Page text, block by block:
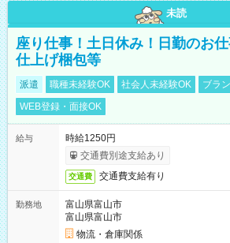
未読
座り仕事！土日休み！日勤のお
仕上げ梱包等
派遣 職種未経験OK 社会人未経験OK
ブラ
WEB登録・面接OK
給与
時給1250円
交通費別途支給あり
交通費 交通費支給有り
勤務地
富山県富山市
富山県富山市
物流・倉庫関係